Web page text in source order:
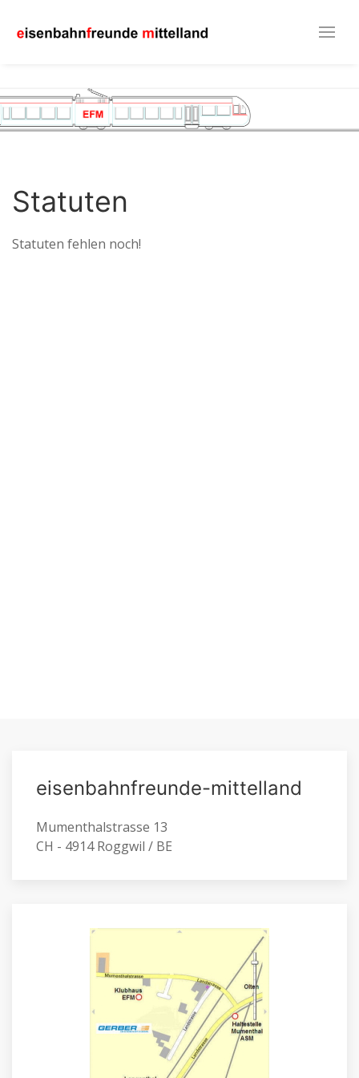
Statuten
Statuten fehlen noch!
eisenbahnfreunde-mittelland
Mumenthalstrasse 13
CH - 4914 Roggwil / BE